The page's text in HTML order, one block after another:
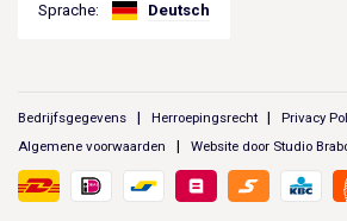
Sprache: Deutsch
Bedrijfsgegevens Herroepingsrecht
Privacy
Algemene voorwaarden
Website door Studio